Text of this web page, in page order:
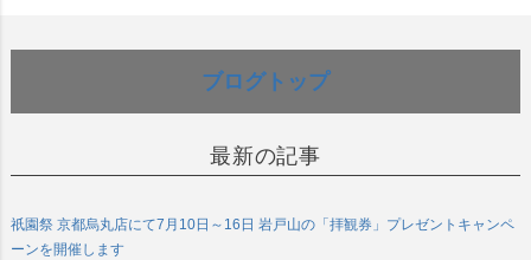
ブログトップ
最新の記事
祇園祭 京都烏丸店にて7月10日～16日 岩戸山の「拝観券」プレゼントキャンペ
ーンを開催します